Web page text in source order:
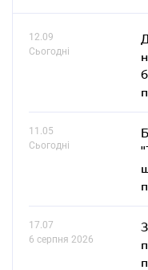
12.09
Сьогодні
11.05
Сьогодні
17.07
6 серпня 2026